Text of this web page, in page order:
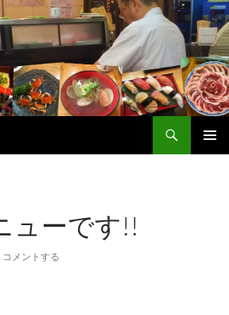
ューです!!
コメントする